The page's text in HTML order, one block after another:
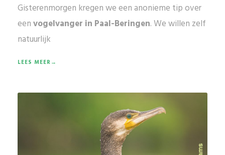
Gisterenmorgen kregen we een anonieme tip over
eenvogelvanger in Paal-Beringen. We willen zelf
natuurlijk
LEES MEER→